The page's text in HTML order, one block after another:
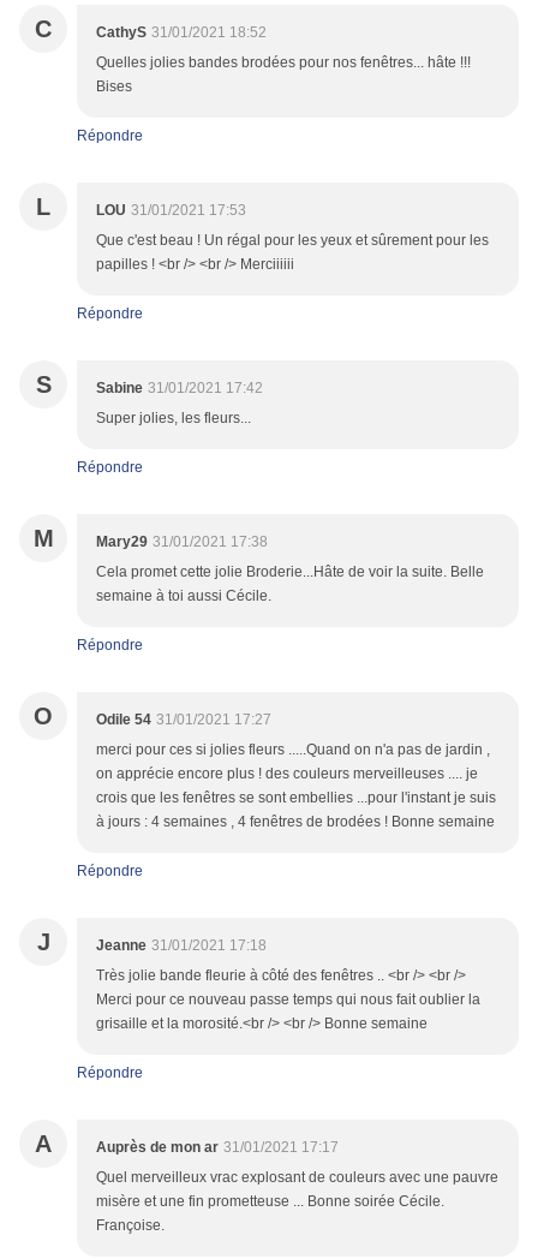
C CathyS 31/01/2021 18:52
Quelles jolies bandes brodées pour nos fenêtres... hâte !!!
Bises
Répondre
L LOU 31/01/2021 17:53
Que c'est beau ! Un régal pour les yeux et sûrement pour les
papilles ! <br /> <br /> Merciiiiii
Répondre
S Sabine 31/01/2021 17:42
Super jolies, les fleurs...
Répondre
M Mary29 31/01/2021 17:38
Cela promet cette jolie Broderie...Hâte de voir la suite. Belle
semaine à toi aussi Cécile.
Répondre
O Odile 54 31/01/2021 17:27
merci pour ces si jolies fleurs .....Quand on n'a pas de jardin ,
on apprécie encore plus ! des couleurs merveilleuses .... je
crois que les fenêtres se sont embellies ...pour l'instant je suis
à jours : 4 semaines , 4 fenêtres de brodées ! Bonne semaine
Répondre
J Jeanne 31/01/2021 17:18
Très jolie bande fleurie à côté des fenêtres .. <br /> <br />
Merci pour ce nouveau passe temps qui nous fait oublier la
grisaille et la morosité.<br /> <br /> Bonne semaine
Répondre
A Auprès de mon ar 31/01/2021 17:17
Quel merveilleux vrac explosant de couleurs avec une pauvre
misère et une fin prometteuse ... Bonne soirée Cécile.
Françoise.